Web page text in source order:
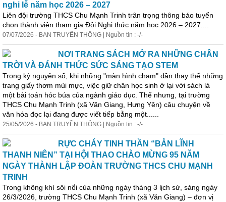
nghi lễ năm học 2026 – 2027
Liên đội trường THCS Chu Mạnh Trinh trân trọng thông báo tuyển
chọn thành viên tham gia Đội Nghi thức năm học 2026 – 2027....
07/07/2026 - BAN TRUYỀN THÔNG | Nguồn tin : -/-
NƠI TRANG SÁCH MỞ RA NHỮNG CHÂN
TRỜI VÀ ĐÁNH THỨC SỨC SÁNG TẠO STEM
Trong kỷ nguyên số, khi những "màn hình chạm" dần thay thế những
trang giấy thơm mùi mực, việc giữ chân học sinh ở lại với sách là
một bài toán hóc búa của ngành giáo dục. Thế nhưng, tại trường
THCS Chu Mạnh Trinh (xã Văn Giang, Hưng Yên) câu chuyện về
văn hóa đọc lại đang được viết tiếp bằng một......
25/05/2026 - BAN TRUYỀN THÔNG | Nguồn tin : -/-
RỰC CHÁY TINH THẦN “BẢN LĨNH
THANH NIÊN” TẠI HỘI THAO CHÀO MỪNG 95 NĂM
NGÀY THÀNH LẬP ĐOÀN TRƯỜNG THCS CHU MẠNH
TRINH
Trong không khí sôi nổi của những ngày tháng 3 lịch sử, sáng ngày
26/3/2026, trường THCS Chu Mạnh Trinh (xã Văn Giang) – đơn vị